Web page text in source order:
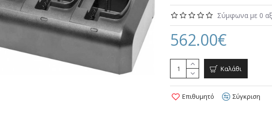
Σύμφωνα με 0
562.00€
Καλάθι
Επιθυμητό Σύγκριση